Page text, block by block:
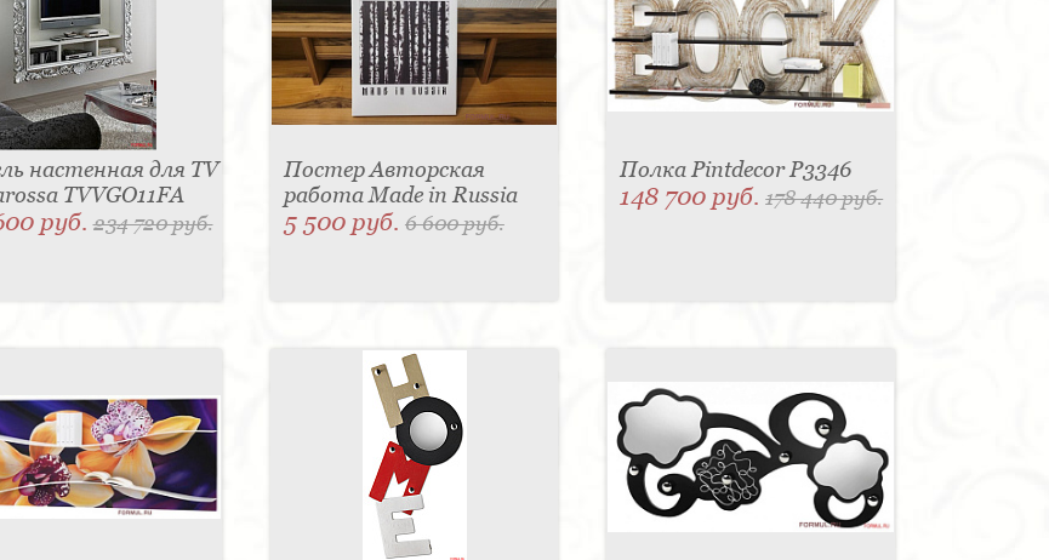
настенная для TV
TVVGO11FA
руб.234 720 руб.
Постер Авторская
работа Made in Russia
5 500 руб. 6 600 руб.
Полка Pintdecor P3346
148 700 руб.178 440 руб.